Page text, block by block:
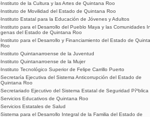
Instituto de la Cultura y las Artes de Quintana Roo
Instituto de Movilidad del Estado de Quintana Roo
Instituto Estatal para la Educación de Jóvenes y Adultos
Instituto para el Desarrollo del Pueblo Maya y las Comunidades
genas del Estado de Quintana Roo
Instituto para el Desarrollo y Financiamiento del Estado de
Roo
Instituto Quintanarroense de la Juventud
Instituto Quintanarroense de la Mujer
Instituto Tecnológico Superior de Felipe Carrillo Puerto
Secretarí­a Ejecutiva del Sistema Anticorrupción del Estado de
Quintana Roo
Secretariado Ejecutivo del Sistema Estatal de Seguridad Píºblica
Servicios Educativos de Quintana Roo
Servicios Estatales de Salud
Sistema para el Desarrollo Integral de la Familia del Estado de